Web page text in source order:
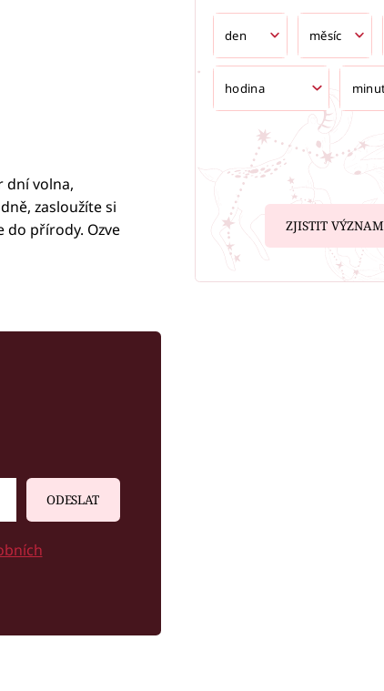
dní volna,
zasloužíte si
do přírody. Ozve
ODESLAT
ZJISTIT VÝZNAM